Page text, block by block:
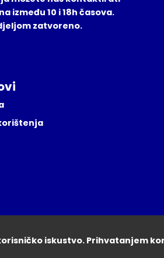
između 10 i 18h časova.
zatvoreno.
iskustvo. Prihvatanjem